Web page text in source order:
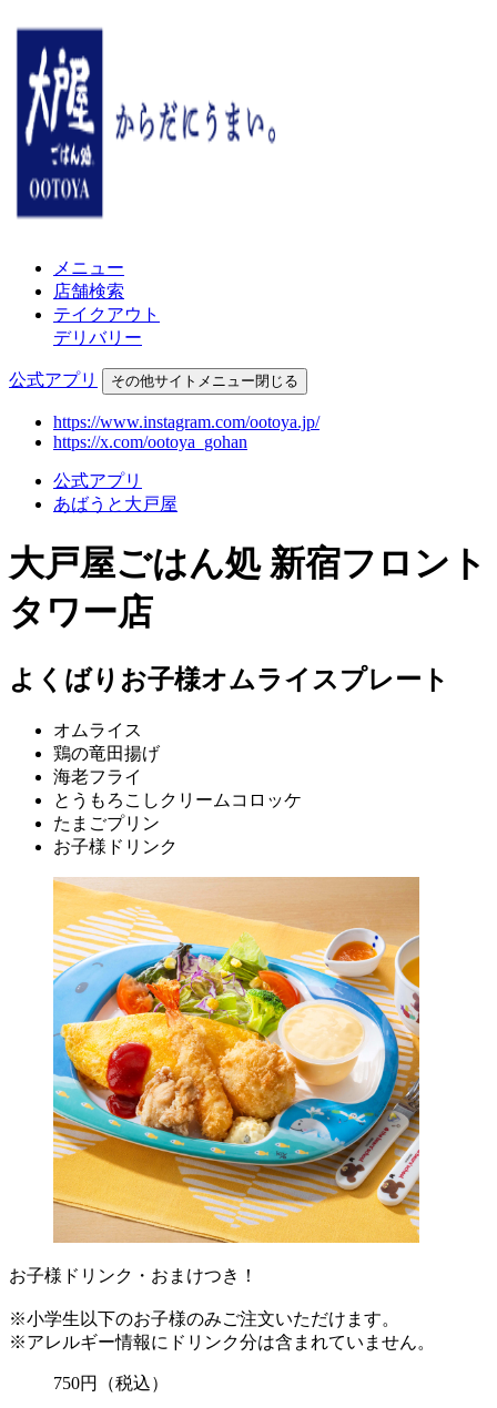
メニュー
店舗検索
テイクアウト
デリバリー
公式アプリ その他サイトメニュー閉じる
https://www.instagram.com/ootoya.jp/
https://x.com/ootoya_gohan
公式アプリ
あばうと大戸屋
大戸屋ごはん処 新宿フロント
タワー店
よくばりお子様オムライスプレート
オムライス
鶏の竜田揚げ
海老フライ
とうもろこしクリームコロッケ
たまごプリン
お子様ドリンク
お子様ドリンク・おまけつき！
※小学生以下のお子様のみご注文いただけます。
※アレルギー情報にドリンク分は含まれていません。
750円 （税込）